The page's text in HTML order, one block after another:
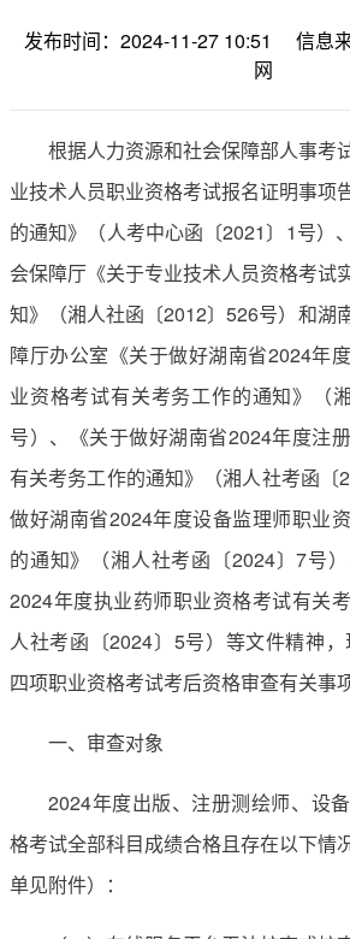
发布时间：2024-11-27 10:51
信息
网
根据人力资源和社会保障部人事考
业技术人员职业资格考试报名证明事项
的通知》（人考中心函〔2021〕1号）
会保障厅《关于专业技术人员资格考试
知》（湘人社函〔2012〕526号）和湖
障厅办公室《关于做好湖南省2024年
业资格考试有关考务工作的通知》（
号）、《关于做好湖南省2024年度注
有关考务工作的通知》（湘人社考函〔
做好湖南省2024年度设备监理师职业
的通知》（湘人社考函〔2024〕7号
2024年度执业药师职业资格考试有关
人社考函〔2024〕5号）等文件精神
四项职业资格考试考后资格审查有关事
一、审查对象
2024年度出版、注册测绘师、设
格考试全部科目成绩合格且存在以下情
单见附件）：